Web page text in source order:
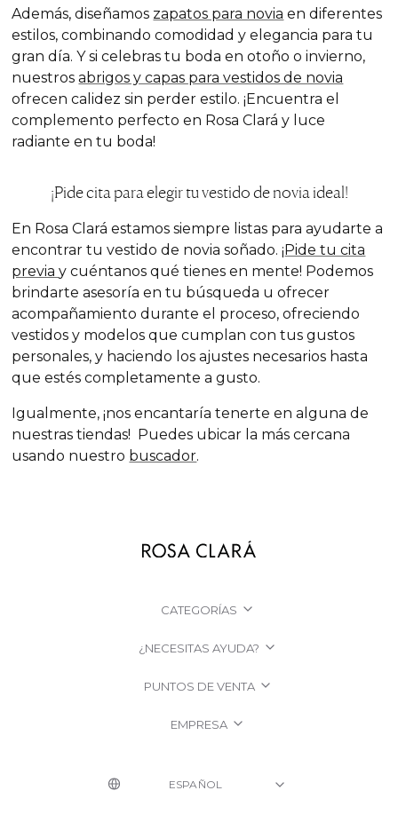
Además, diseñamos zapatos para novia en diferentes
estilos, combinando comodidad y elegancia para tu
gran día. Y si celebras tu boda en otoño o invierno,
nuestrosabrigos y capas para vestidos de novia
ofrecen calidez sin perder estilo. ¡Encuentra el
complemento perfecto en Rosa Clará y luce
radiante en tu boda!
¡Pide cita para elegir tu vestido de novia ideal!
En Rosa Clará estamos siempre listas para ayudarte a
encontrar tu vestido de novia soñado. ¡Pide tu cita
previay cuéntanos qué tienes en mente! Podemos
brindarte asesoría en tu búsqueda u ofrecer
acompañamiento durante el proceso, ofreciendo
vestidos y modelos que cumplan con tus gustos
personales, y haciendo los ajustes necesarios hasta
que estés completamente a gusto.
Igualmente, ¡nos encantaría tenerte en alguna de
nuestras tiendas! Puedes ubicar la más cercana
usando nuestro buscador.
CATEGORÍAS
¿NECESITAS AYUDA?
PUNTOS DE VENTA
EMPRESA